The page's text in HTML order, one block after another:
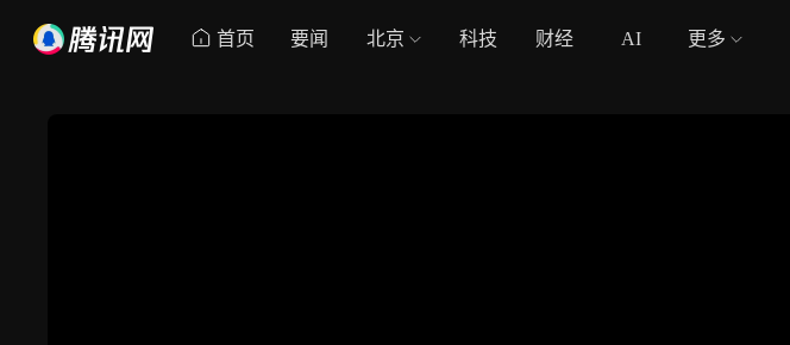
首页 要闻 北京 科技 财经 AI 更多